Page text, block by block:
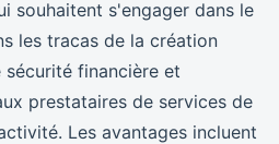
souhaitent s'engager dans le
les tracas de la création
financière et
prestataires de services de
Les avantages incluent